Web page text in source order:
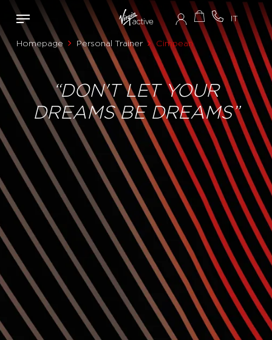
Homepage Personal Trainer Cimpean
“DON'T LET YOUR
DREAMS BE DREAMS”